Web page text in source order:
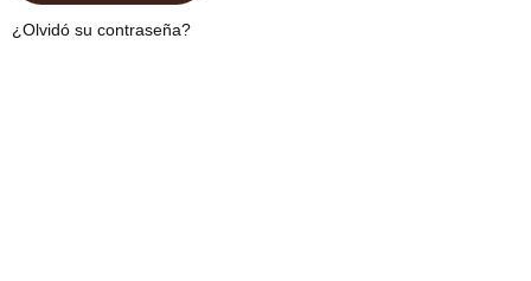
¿Olvidó su contraseña?